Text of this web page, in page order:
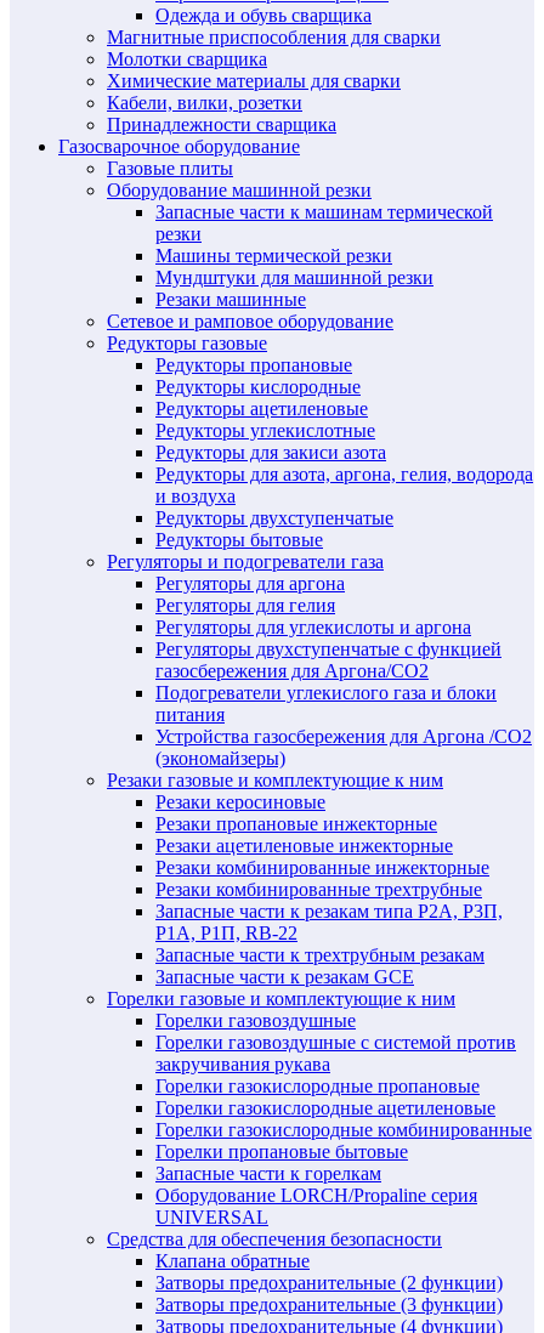
Одежда и обувь сварщика
Магнитные приспособления для сварки
Молотки сварщика
Химические материалы для сварки
Кабели, вилки, розетки
Принадлежности сварщика
Газосварочное оборудование
Газовые плиты
Оборудование машинной резки
Запасные части к машинам термической
резки
Машины термической резки
Мундштуки для машинной резки
Резаки машинные
Сетевое и рамповое оборудование
Редукторы газовые
Редукторы пропановые
Редукторы кислородные
Редукторы ацетиленовые
Редукторы углекислотные
Редукторы для закиси азота
Редукторы для азота, аргона, гелия, водорода
и воздуха
Редукторы двухступенчатые
Редукторы бытовые
Регуляторы и подогреватели газа
Регуляторы для аргона
Регуляторы для гелия
Регуляторы для углекислоты и аргона
Регуляторы двухступенчатые c функцией
газосбережения для Аргона/СО2
Подогреватели углекислого газа и блоки
питания
Устройства газосбережения для Аргона /СО2
(экономайзеры)
Резаки газовые и комплектующие к ним
Резаки керосиновые
Резаки пропановые инжекторные
Резаки ацетиленовые инжекторные
Резаки комбинированные инжекторные
Резаки комбинированные трехтрубные
Запасные части к резакам типа Р2А, Р3П,
Р1А, Р1П, RB-22
Запасные части к трехтрубным резакам
Запасные части к резакам GCE
Горелки газовые и комплектующие к ним
Горелки газовоздушные
Горелки газовоздушные с системой против
закручивания рукава
Горелки газокислородные пропановые
Горелки газокислородные ацетиленовые
Горелки газокислородные комбинированные
Горелки пропановые бытовые
Запасные части к горелкам
Оборудование LORCH/Propaline серия
UNIVERSAL
Средства для обеспечения безопасности
Клапана обратные
Затворы предохранительные (2 функции)
Затворы предохранительные (3 функции)
Затворы предохранительные (4 функции)